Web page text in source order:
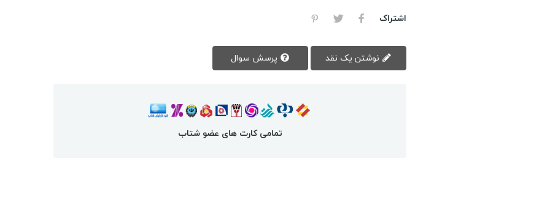
اشتراک
تمامی کارت های عضو شتاب